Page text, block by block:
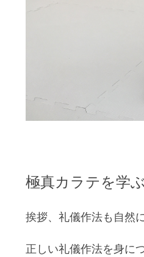
極真カラテを学
挨拶、礼儀作法も自然
正しい礼儀作法を身に